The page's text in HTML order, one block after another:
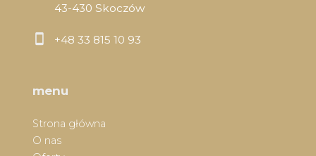
43-430 Skoczów
+48 33 815 10 93
menu
Strona główna
O nas